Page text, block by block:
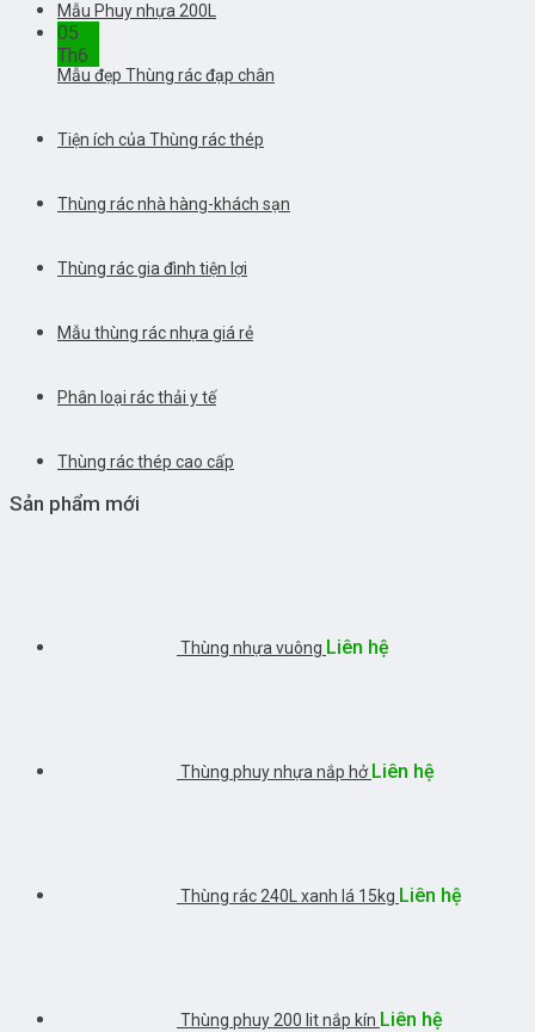
Mẫu Phuy nhựa 200L
05
Th6
Mẫu đẹp Thùng rác đạp chân
Tiện ích của Thùng rác thép
Thùng rác nhà hàng-khách sạn
Thùng rác gia đình tiện lợi
Mẫu thùng rác nhựa giá rẻ
Phân loại rác thải y tế
Thùng rác thép cao cấp
Sản phẩm mới
Thùng nhựa vuông Liên hệ
Thùng phuy nhựa nắp hở Liên hệ
Thùng rác 240L xanh lá 15kg Liên hệ
Thùng phuy 200 lit nắp kín Liên hệ